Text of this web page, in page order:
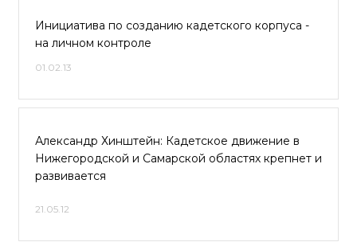
Инициатива по созданию кадетского корпуса -
на личном контроле
01.02.13
Александр Хинштейн: Кадетское движение в
Нижегородской и Самарской областях крепнет и
развивается
21.05.12